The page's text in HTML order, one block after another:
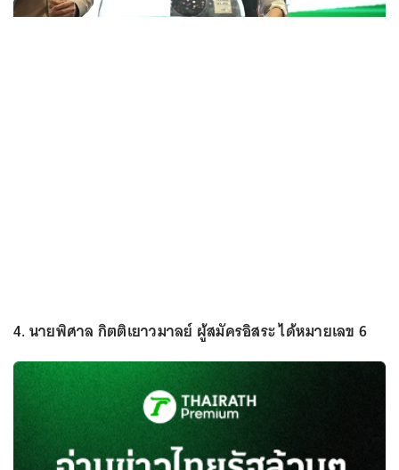
4. นายพิศาล กิตติเยาวมาลย์ ผู้สมัครอิสระ ได้หมายเลข 6